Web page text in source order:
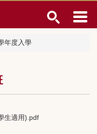
年度入學
生適用).pdf